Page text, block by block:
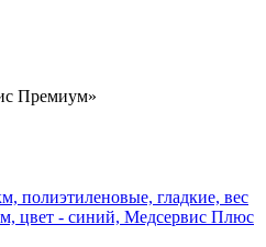
Премиум»
гладкие, вес
цвет - синий, Медсервис Плюс